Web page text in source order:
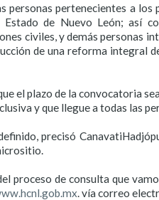
personas pertenecientes a los
de Nuevo León; así
civiles, y demás personas
de una reforma integral
el plazo de la convocatoria
y que llegue a todas las
precisó Canavati
proceso de consulta que
. vía correo